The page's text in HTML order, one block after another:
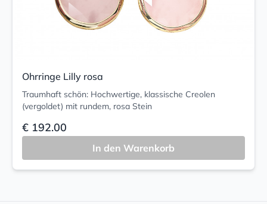
Ohrringe Lilly rosa
Traumhaft schön: Hochwertige, klassische Creolen
(vergoldet) mit rundem, rosa Stein
€ 192.00
In den Warenkorb